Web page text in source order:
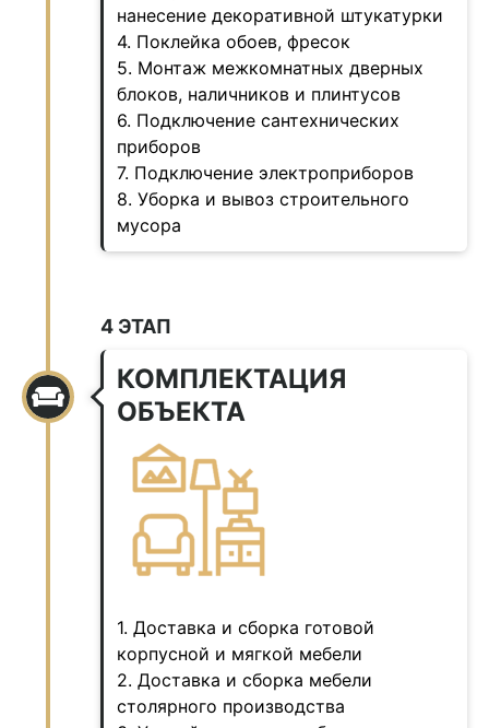
нанесение декоративной штукатурки
4. Поклейка обоев, фресок
5. Монтаж межкомнатных дверных
блоков, наличников и плинтусов
6. Подключение сантехнических
приборов
7. Подключение электроприборов
8. Уборка и вывоз строительного
мусора
4 ЭТАП
КОМПЛЕКТАЦИЯ
ОБЪЕКТА
1. Доставка и сборка готовой
корпусной и мягкой мебели
2. Доставка и сборка мебели
столярного производства